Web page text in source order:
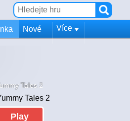
Nové Více
Tales 2
Play